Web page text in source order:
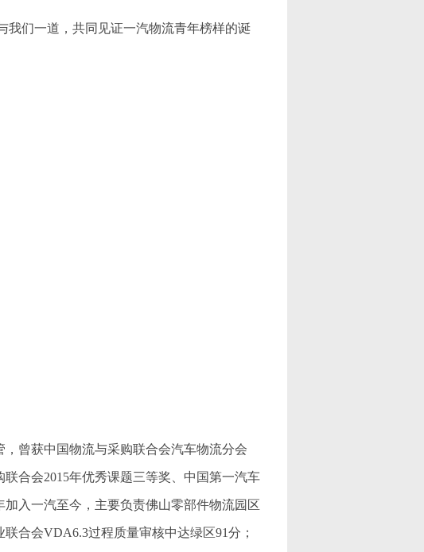
们一道，共同见证一汽物流青年榜样的诞
曾获中国物流与采购联合会汽车物流分会
合会2015年优秀课题三等奖、中国第一汽车
入一汽至今，主要负责佛山零部件物流园区
合会VDA6.3过程质量审核中达绿区91分；